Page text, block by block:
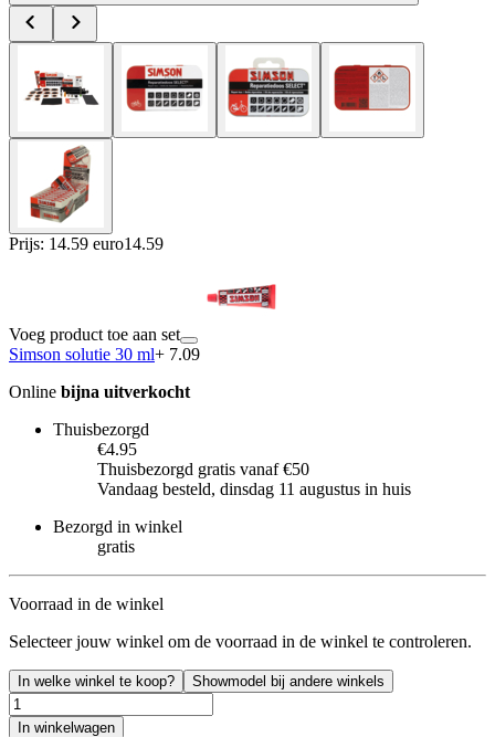
Prijs: 14.59 euro14.59
Voeg product toe aan set
Simson solutie 30 ml+ 7.09
Online bijna uitverkocht
Thuisbezorgd
€4.95
Thuisbezorgd gratis vanaf €50
Vandaag besteld, dinsdag 11 augustus in huis
Bezorgd in winkel
gratis
Voorraad in de winkel
Selecteer jouw winkel om de voorraad in de winkel te controleren.
In welke winkel te koop? Showmodel bij andere winkels
In winkelwagen